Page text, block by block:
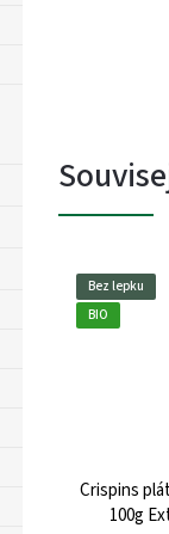
Bez lepku
BIO
Crispins
100g